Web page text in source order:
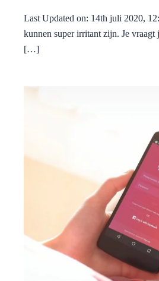
Last Updated on: 14th juli 2020,
kunnen super irritant zijn. Je vraagt
[…]